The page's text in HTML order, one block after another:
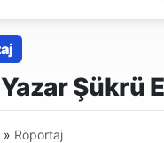
Şükrü
» Röportaj